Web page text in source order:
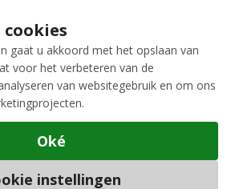
gaat u akkoord met het opslaan van
voor het verbeteren van de
van websitegebruik en om ons
Oké
instellingen
keuze, meer plezier
12GO Biking